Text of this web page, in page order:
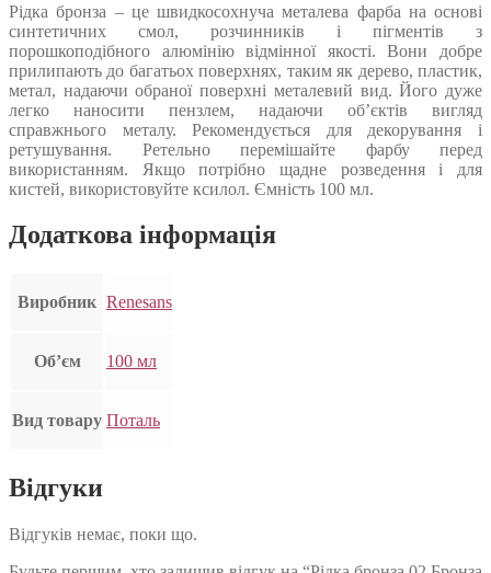
Рідка бронза – це швидкосохнуча металева фарба на основі
синтетичних смол, розчинників і пігментів з
порошкоподібного алюмінію відмінної якості. Вони добре
прилипають до багатьох поверхнях, таким як дерево, пластик,
метал, надаючи обраної поверхні металевий вид. Його дуже
легко наносити пензлем, надаючи об’єктів вигляд
справжнього металу. Рекомендується для декорування і
ретушування. Ретельно перемішайте фарбу перед
використанням. Якщо потрібно щадне розведення і для
кистей, використовуйте ксилол. Ємність 100 мл.
Додаткова інформація
Виробник Renesans
Об’єм 100 мл
Вид товару Поталь
Відгуки
Відгуків немає, поки що.